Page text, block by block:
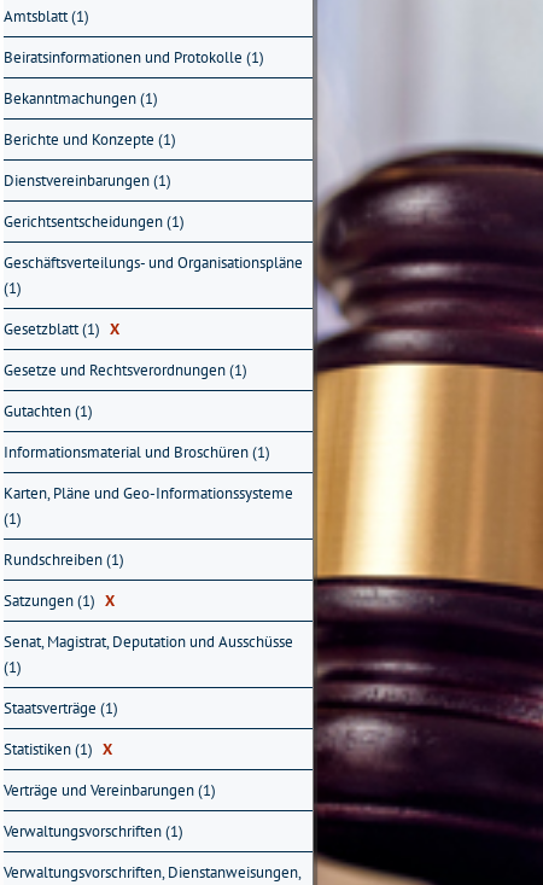
Amtsblatt (1)
Beiratsinformationen und Protokolle (1)
Bekanntmachungen (1)
Berichte und Konzepte (1)
Dienstvereinbarungen (1)
Gerichtsentscheidungen (1)
Geschäftsverteilungs- und Organisationspläne
(1)
Gesetzblatt (1) X
Gesetze und Rechtsverordnungen (1)
Gutachten (1)
Informationsmaterial und Broschüren (1)
Karten, Pläne und Geo-Informationssysteme
(1)
Rundschreiben (1)
Satzungen (1) X
Senat, Magistrat, Deputation und Ausschüsse
(1)
Staatsverträge (1)
Statistiken (1) X
Verträge und Vereinbarungen (1)
Verwaltungsvorschriften (1)
Verwaltungsvorschriften, Dienstanweisungen,